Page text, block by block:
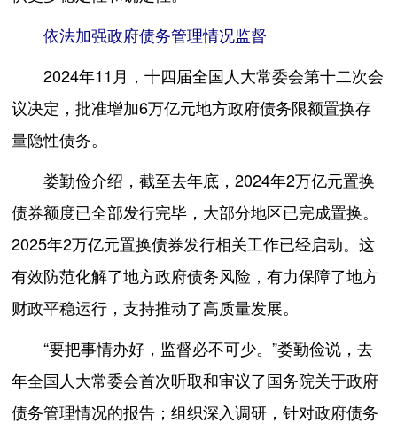
依法加强政府债务管理情况监督
2024年11月，十四届全国人大常委会第十二次会
议决定，批准增加6万亿元地方政府债务限额置换存
量隐性债务。
娄勤俭介绍，截至去年底，2024年2万亿元置换
债券额度已全部发行完毕，大部分地区已完成置换。
2025年2万亿元置换债券发行相关工作已经启动。这
有效防范化解了地方政府债务风险，有力保障了地方
财政平稳运行，支持推动了高质量发展。
“要把事情办好，监督必不可少。”娄勤俭说，去
年全国人大常委会首次听取和审议了国务院关于政府
债务管理情况的报告；组织深入调研，针对政府债务